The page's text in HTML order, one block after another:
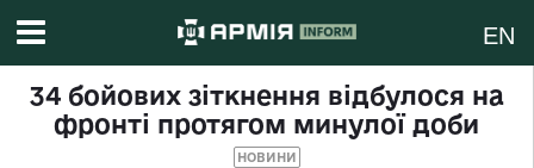
EN
34 бойових зіткнення відбулося на
фронті протягом минулої доби
НОВИНИ